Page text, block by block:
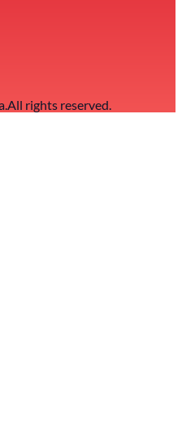
All rights reserved.